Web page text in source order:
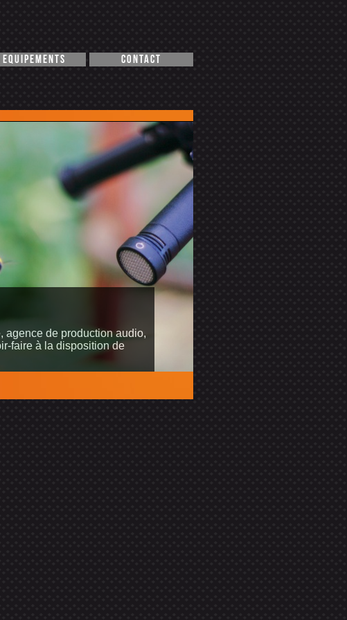
EQUIPEMENTS CONTACT
agence de production audio,
faire à la disposition de